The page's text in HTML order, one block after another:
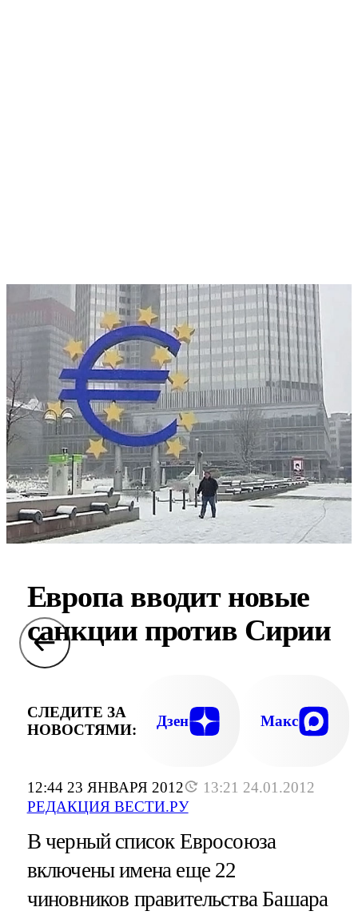
12:44 23 ЯНВАРЯ 2012
13:21 24.01.2012
РЕДАКЦИЯ ВЕСТИ.РУ
Европа вводит новые
санкции против Сирии
СЛЕДИТЕ ЗА
НОВОСТЯМИ:
Дзен Макс
В черный список Евросоюза
включены имена еще 22
чиновников правительства Башара